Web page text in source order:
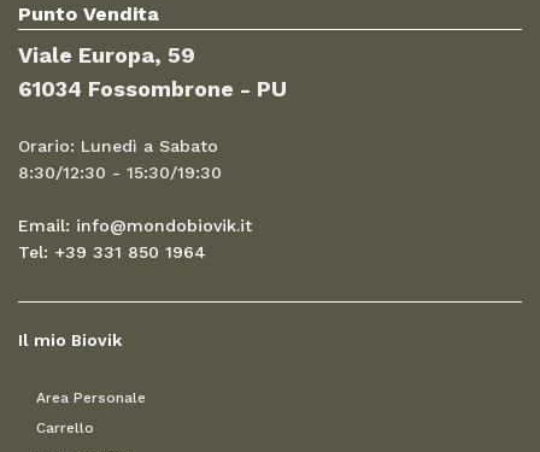
Punto Vendita
Viale Europa, 59
61034 Fossombrone - PU
Orario: Lunedì a Sabato
8:30/12:30 - 15:30/19:30
Email: info@mondobiovik.it
Tel: +39 331 850 1964
Il mio Biovik
Area Personale
Carrello